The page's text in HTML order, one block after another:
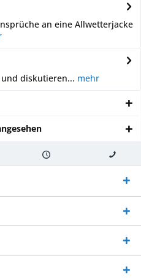
an eine Allwetterjacke
diskutieren... mehr
Versand von So erreichen
Sie uns 0160
970 511 90